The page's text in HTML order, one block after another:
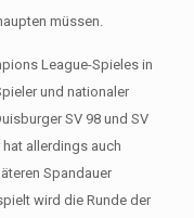
müssen.
League-Spieles in
und nationaler
SV 98 und SV
allerdings auch
Spandauer
wird die Runde der